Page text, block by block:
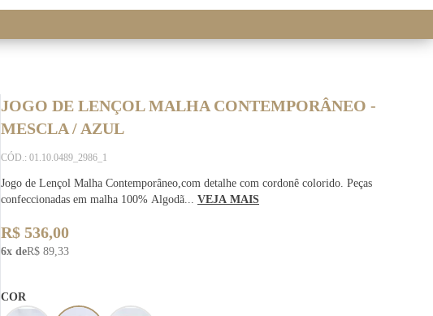
JOGO DE LENÇOL MALHA CONTEMPORÂNEO -
MESCLA / AZUL
CÓD.: 01.10.0489_2986_1
Jogo de Lençol Malha Contemporâneo,com detalhe com cordonê colorido. Peças
confeccionadas em malha 100% Algodã... VEJA MAIS
R$ 536,00
6x deR$ 89,33
COR